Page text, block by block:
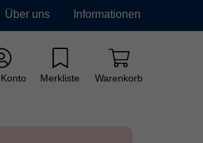
Über uns Informationen
Merkliste Warenkorb
Neue Kurse